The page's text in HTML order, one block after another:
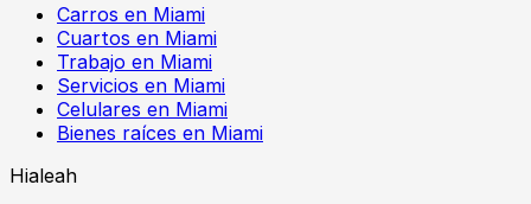
Carros en Miami
Cuartos en Miami
Trabajo en Miami
Servicios en Miami
Celulares en Miami
Bienes raíces en Miami
Hialeah